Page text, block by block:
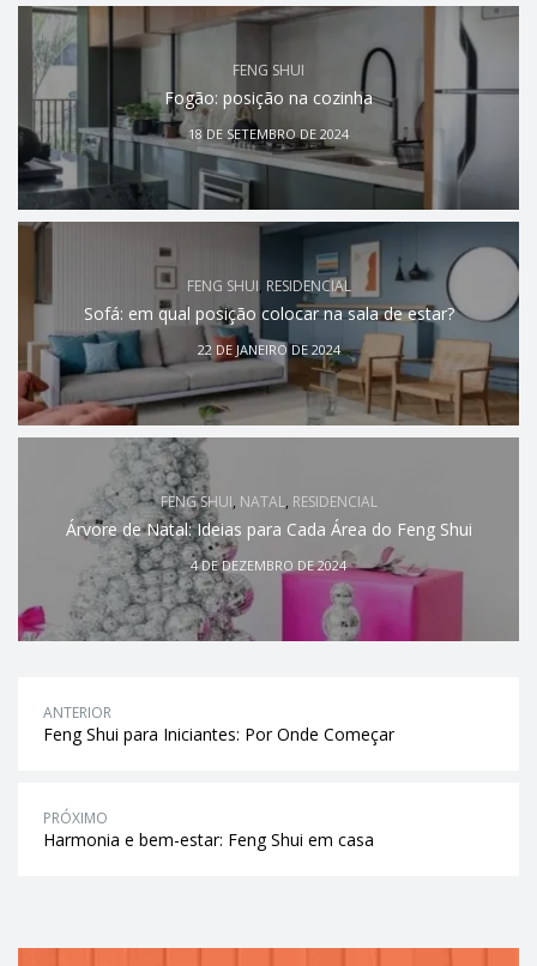
FENG SHUI
Fogão: posição na cozinha
18 DE SETEMBRO DE 2024
FENG SHUI, RESIDENCIAL
Sofá: em qual posição colocar na sala de estar?
22 DE JANEIRO DE 2024
FENG SHUI, NATAL, RESIDENCIAL
Árvore de Natal: Ideias para Cada Área do Feng Shui
4 DE DEZEMBRO DE 2024
ANTERIOR
Feng Shui para Iniciantes: Por Onde Começar
PRÓXIMO
Harmonia e bem-estar: Feng Shui em casa